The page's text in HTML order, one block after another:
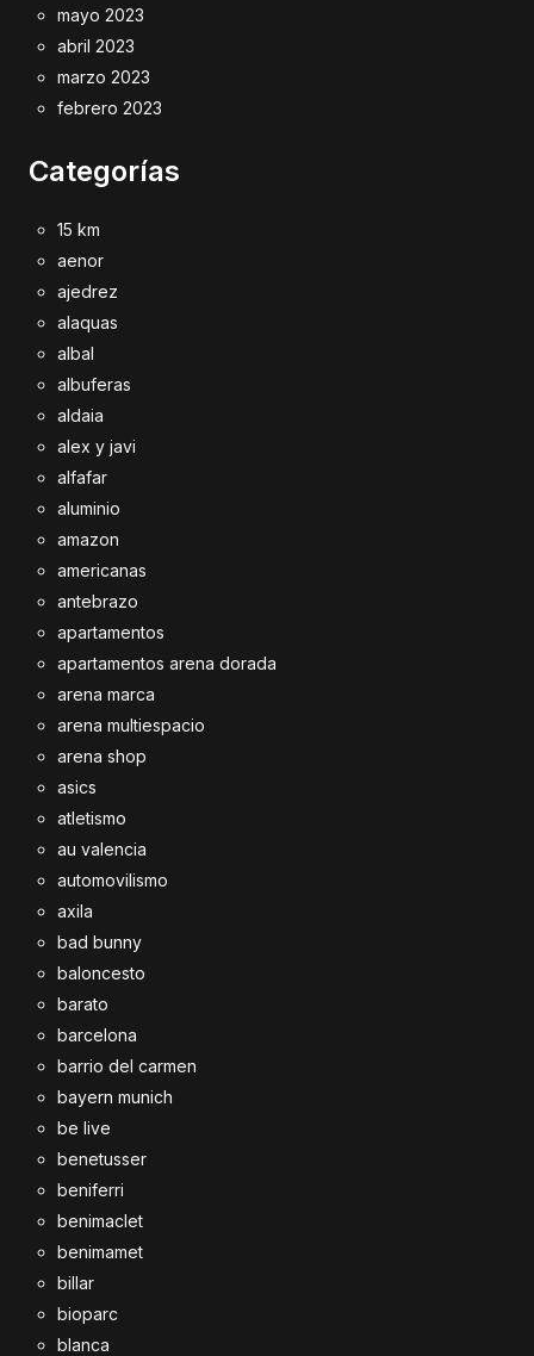
mayo 2023
abril 2023
marzo 2023
febrero 2023
Categorías
15 km
aenor
ajedrez
alaquas
albal
albuferas
aldaia
alex y javi
alfafar
aluminio
amazon
americanas
antebrazo
apartamentos
apartamentos arena dorada
arena marca
arena multiespacio
arena shop
asics
atletismo
au valencia
automovilismo
axila
bad bunny
baloncesto
barato
barcelona
barrio del carmen
bayern munich
be live
benetusser
beniferri
benimaclet
benimamet
billar
bioparc
blanca